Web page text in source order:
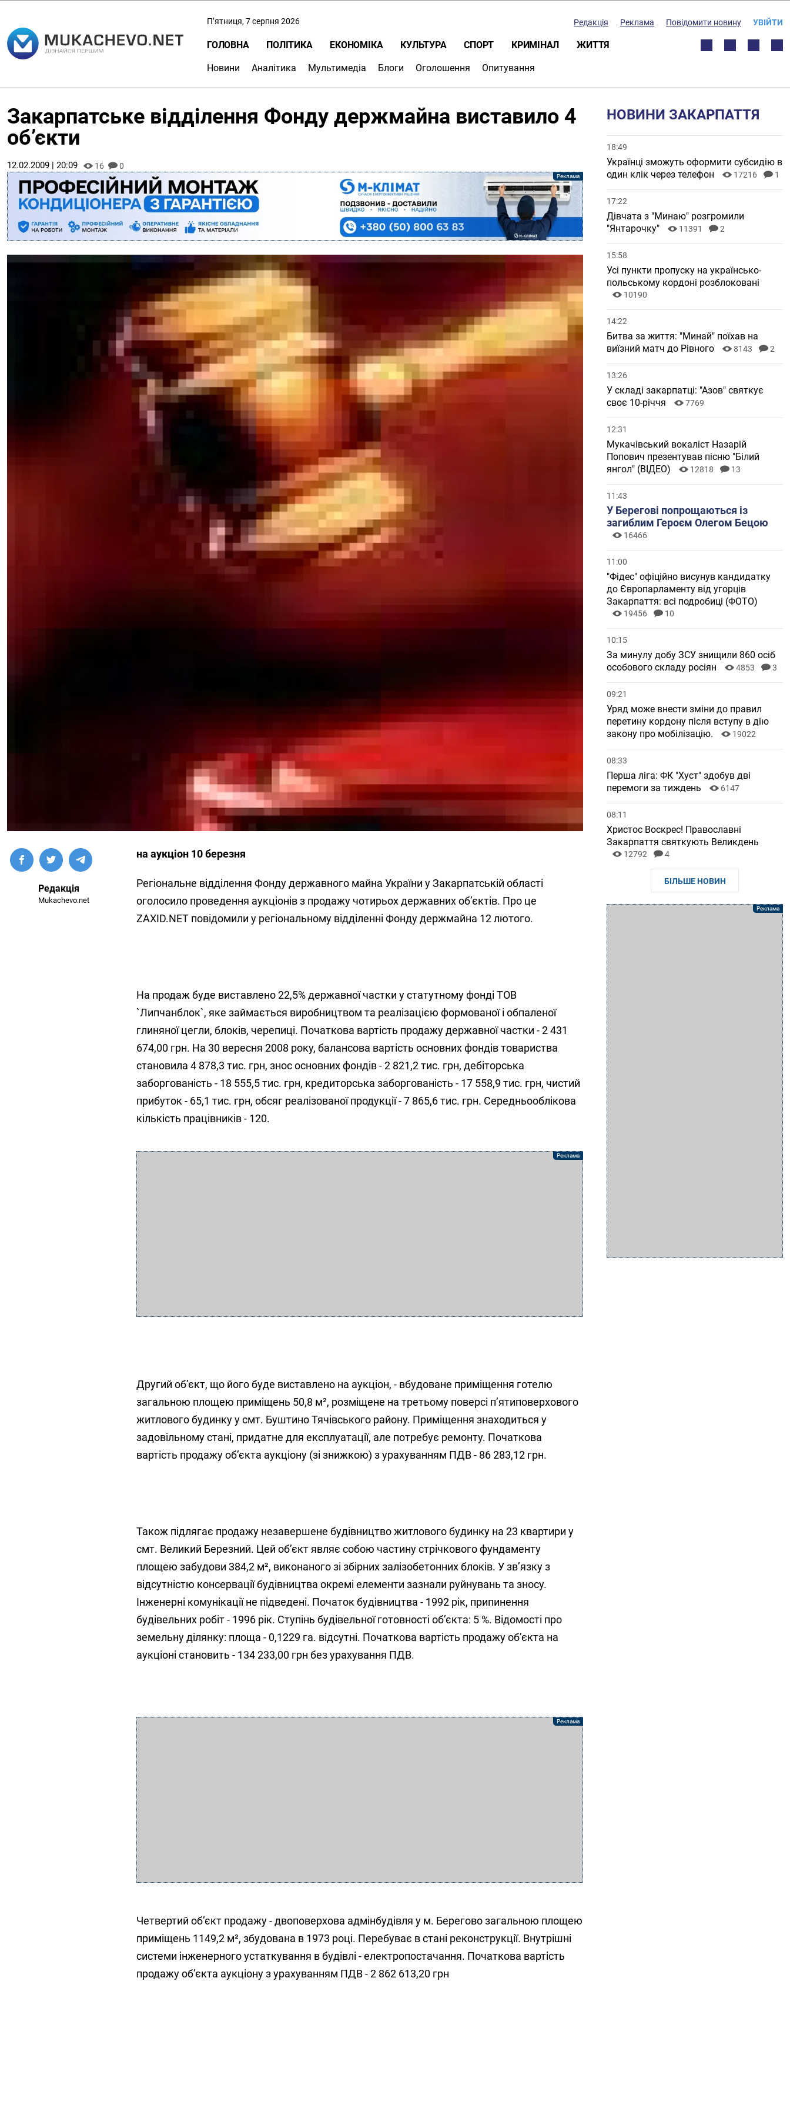
П’ятниця, 7 серпня 2026 Редакція Реклама Повідомити новину УВІЙТИ
ГОЛОВНА ПОЛІТИКА ЕКОНОМІКА КУЛЬТУРА СПОРТ КРИМІНАЛ ЖИТТЯ
Новини Аналітика Мультимедіа Блоги Оголошення Опитування
Закарпатське відділення Фонду держмайна виставило 4
об’єкти
12.02.2009 | 20:09 16 0
Редакція
Mukachevo.net
на аукціон 10 березня
Регіональне відділення Фонду державного майна України у Закарпатській області
оголосило проведення аукціонів з продажу чотирьох державних об’єктів. Про це
ZAXID.NET повідомили у регіональному відділенні Фонду держмайна 12 лютого.
На продаж буде виставлено 22,5% державної частки у статутному фонді ТОВ
`Липчанблок`, яке займається виробництвом та реалізацією формованої і обпаленої
глиняної цегли, блоків, черепиці. Початкова вартість продажу державної частки - 2 431
674,00 грн. На 30 вересня 2008 року, балансова вартість основних фондів товариства
становила 4 878,3 тис. грн, знос основних фондів - 2 821,2 тис. грн, дебіторська
заборгованість - 18 555,5 тис. грн, кредиторська заборгованість - 17 558,9 тис. грн, чистий
прибуток - 65,1 тис. грн, обсяг реалізованої продукції - 7 865,6 тис. грн. Середньооблікова
кількість працівників - 120.
Другий об’єкт, що його буде виставлено на аукціон, - вбудоване приміщення готелю
загальною площею приміщень 50,8 м², розміщене на третьому поверсі п’ятиповерхового
житлового будинку у смт. Буштино Тячівського району. Приміщення знаходиться у
задовільному стані, придатне для експлуатації, але потребує ремонту. Початкова
вартість продажу об’єкта аукціону (зі знижкою) з урахуванням ПДВ - 86 283,12 грн.
Також підлягає продажу незавершене будівництво житлового будинку на 23 квартири у
смт. Великий Березний. Цей об’єкт являє собою частину стрічкового фундаменту
площею забудови 384,2 м², виконаного зі збірних залізобетонних блоків. У зв’язку з
відсутністю консервації будівництва окремі елементи зазнали руйнувань та зносу.
Інженерні комунікації не підведені. Початок будівництва - 1992 рік, припинення
будівельних робіт - 1996 рік. Ступінь будівельної готовності об’єкта: 5 %. Відомості про
земельну ділянку: площа - 0,1229 га. відсутні. Початкова вартість продажу об’єкта на
аукціоні становить - 134 233,00 грн без урахування ПДВ.
Четвертий об’єкт продажу - двоповерхова адмінбудівля у м. Берегово загальною площею
приміщень 1149,2 м², збудована в 1973 році. Перебуває в стані реконструкції. Внутрішні
системи інженерного устаткування в будівлі - електропостачання. Початкова вартість
продажу об’єкта аукціону з урахуванням ПДВ - 2 862 613,20 грн
НОВИНИ ЗАКАРПАТТЯ
18:49
Українці зможуть оформити субсидію в
один клік через телефон
17216 1
17:22
Дівчата з "Минаю" розгромили
"Янтарочку"
11391 2
15:58
Усі пункти пропуску на українсько-
польському кордоні розблоковані
10190
14:22
Битва за життя: "Минай" поїхав на
виїзний матч до Рівного
8143 2
13:26
У складі закарпатці: "Азов" святкує
своє 10-річчя
7769
12:31
Мукачівський вокаліст Назарій
Попович презентував пісню "Білий
янгол" (ВІДЕО)
12818 13
11:43
У Берегові попрощаються із
загиблим Героєм Олегом Бецою
16466
11:00
"Фідес" офіційно висунув кандидатку
до Європарламенту від угорців
Закарпаття: всі подробиці (ФОТО)
19456 10
10:15
За минулу добу ЗСУ знищили 860 осіб
особового складу росіян
4853 3
09:21
Уряд може внести зміни до правил
перетину кордону після вступу в дію
закону про мобілізацію.
19022
08:33
Перша ліга: ФК "Хуст" здобув дві
перемоги за тиждень
6147
08:11
Христос Воскрес! Православні
Закарпаття святкують Великдень
12792 4
БІЛЬШЕ НОВИН